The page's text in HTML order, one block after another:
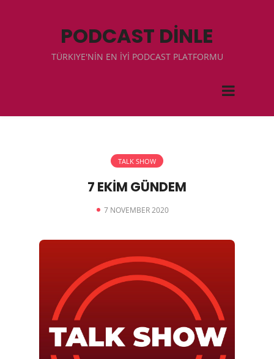
PODCAST DİNLE
TÜRKIYE'NİN EN İYİ PODCAST PLATFORMU
TALK SHOW
7 EKİM GÜNDEM
7 NOVEMBER 2020